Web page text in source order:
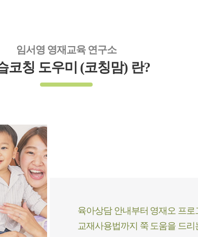
임서영 영재교육 연구소
코칭 도우미 (코칭맘) 란?
육아상담 안내부터 영재오 프
교재사용법까지 쭉 도움을 드리